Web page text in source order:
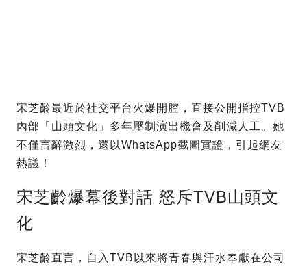
宋芝齡最近於社交平台火爆開腔，直接公開指控TVB
內部「山頭文化」多年壓制演出機會及削減人工。她
不僅言辭激烈，還以WhatsApp截圖實證，引起網友
熱議！
宋芝齡爆幕後對話 怒斥TVB山頭文
化
宋芝齡直言，自入TVB以來將青春與汗水奉獻在公司